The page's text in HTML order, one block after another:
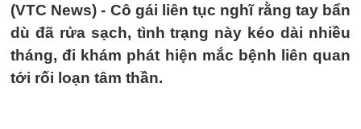
(VTC News) - Cô gái liên tục nghĩ rằng tay bẩn
dù đã rửa sạch, tình trạng này kéo dài nhiều
tháng, đi khám phát hiện mắc bệnh liên quan
tới rối loạn tâm thần.